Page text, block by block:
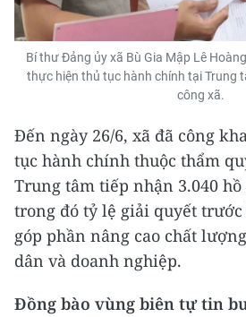
Bí thư Đảng ủy xã Bù Gia Mập Lê
thực hiện thủ tục hành chính tại Trung
công xã.
Đến ngày 26/6, xã đã công
tục hành chính thuộc thẩm
Trung tâm tiếp nhận 3.040
trong đó tỷ lệ giải quyết trước
góp phần nâng cao chất
dân và doanh nghiệp.
Đồng bào vùng biên tự tin